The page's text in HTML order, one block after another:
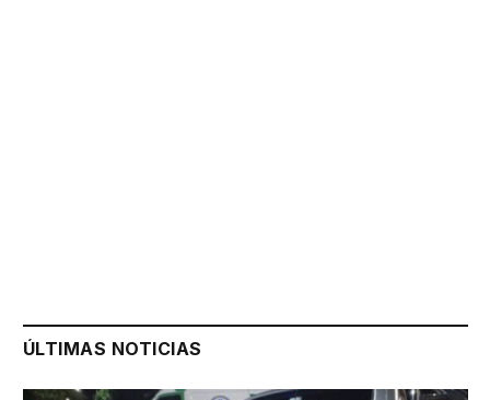
ÚLTIMAS NOTICIAS